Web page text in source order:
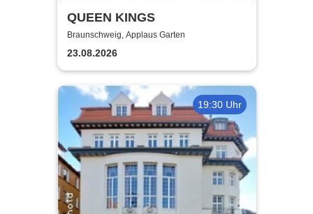
QUEEN KINGS
Braunschweig, Applaus Garten
23.08.2026
19:30 Uhr